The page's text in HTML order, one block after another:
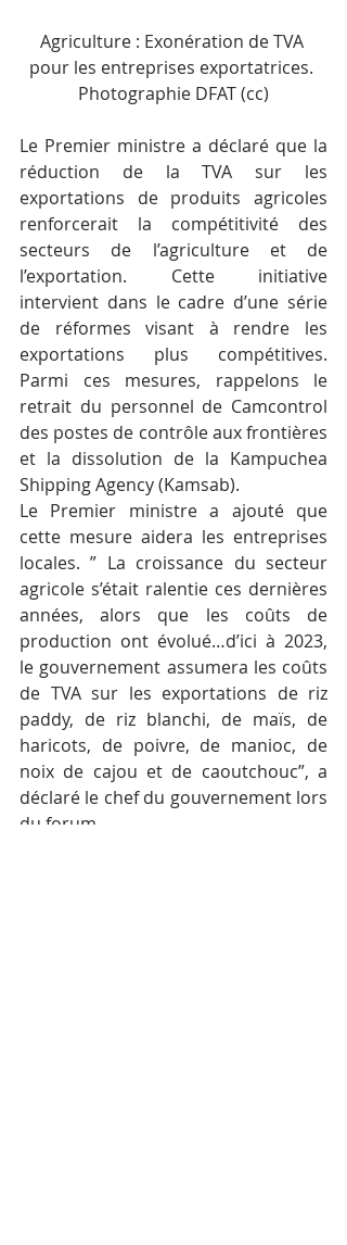
Agriculture : Exonération de TVA
pour les entreprises exportatrices.
Photographie DFAT (cc)
Le Premier ministre a déclaré que la
réduction de la TVA sur les
exportations de produits agricoles
renforcerait la compétitivité des
secteurs de l’agriculture et de
l’exportation. Cette initiative
intervient dans le cadre d’une série
de réformes visant à rendre les
exportations plus compétitives.
Parmi ces mesures, rappelons le
retrait du personnel de Camcontrol
des postes de contrôle aux frontières
et la dissolution de la Kampuchea
Shipping Agency (Kamsab).
Le Premier ministre a ajouté que
cette mesure aidera les entreprises
locales. ” La croissance du secteur
agricole s’était ralentie ces dernières
années, alors que les coûts de
production ont évolué…d’ici à 2023,
le gouvernement assumera les coûts
de TVA sur les exportations de riz
paddy, de riz blanchi, de maïs, de
haricots, de poivre, de manioc, de
noix de cajou et de caoutchouc”, a
déclaré le chef du gouvernement lors
du forum.